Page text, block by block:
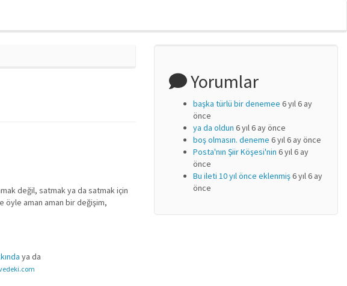
değil, satmak ya da satmak için
öyle aman aman bir değişim,
Yorumlar
başka türlü bir denemee 6 yıl 6 ay
önce
ya da oldun 6 yıl 6 ay önce
boş olmasın. deneme 6 yıl 6 ay önce
Posta'nın Şiir Köşesi'nin 6 yıl 6 ay
önce
Bu ileti 10 yıl önce eklenmiş6 yıl 6 ay
önce
ya da